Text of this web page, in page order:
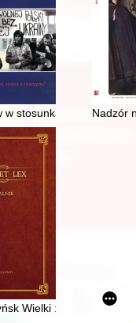
w stosunkach polsko-
Nadzór
Wielki : (historia i